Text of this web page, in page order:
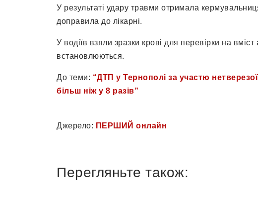
У результаті удару травми отримала
доправила до лікарні.
У водіїв взяли зразки крові для перевірки на
встановлюються.
До теми: “ДТП у Тернополі за участю
більш ніж у 8 разів”
Джерело: ПЕРШИЙ онлайн
Перегляньте також: